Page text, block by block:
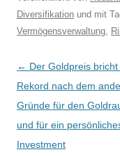
Diversifikation und mit
Vermögensverwaltung,
Beitragsnavigation
← Der Goldpreis bricht
Rekord nach dem
Gründe für den
und für ein
Investment